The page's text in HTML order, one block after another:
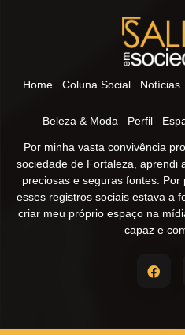
Home Coluna Social Notícias
Beleza & Moda Perfil
Por minha vasta convivência
sociedade de Fortaleza, aprendi
preciosas e seguras fontes.
esses registros sociais estava a
criar meu próprio espaço na
capaz e